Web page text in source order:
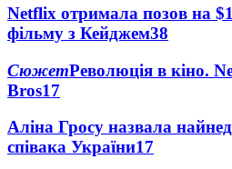
Netflix отримала позов на
фільму з Кейджем38
СюжетРеволюція в кіно.
Bros17
Аліна Гросу назвала
співака України17